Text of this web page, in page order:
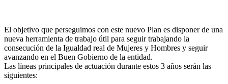
El objetivo que perseguimos con este nuevo Plan es disponer de una
nueva herramienta de trabajo útil para seguir trabajando la
consecución de la Igualdad real de Mujeres y Hombres y seguir
avanzando en el Buen Gobierno de la entidad.
Las líneas principales de actuación durante estos 3 años serán las
siguientes: